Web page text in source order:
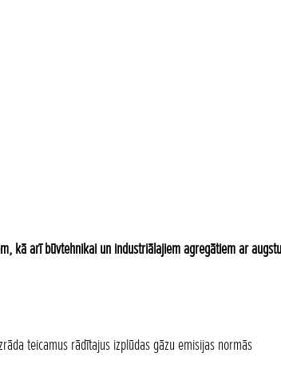
kā arī būvtehnikai un industriālajiem agregātiem ar
teicamus rādītajus izplūdas gāzu emisijas normās